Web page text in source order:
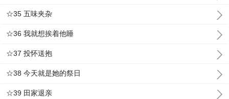
☆35 五味夹杂
☆36 我就想挨着他睡
☆37 投怀送抱
☆38 今天就是她的祭日
☆39 田家退亲